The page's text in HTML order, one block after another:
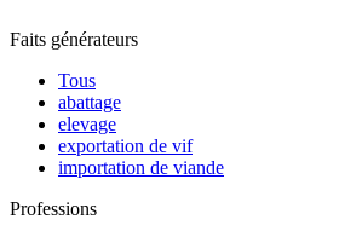
Faits générateurs
Tous
abattage
elevage
exportation de vif
importation de viande
Professions